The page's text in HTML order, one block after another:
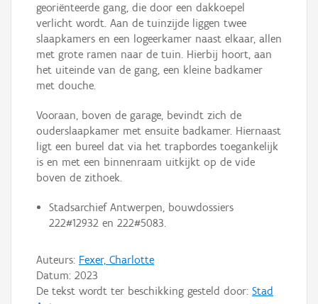
georiënteerde gang, die door een dakkoepel
verlicht wordt. Aan de tuinzijde liggen twee
slaapkamers en een logeerkamer naast elkaar, allen
met grote ramen naar de tuin. Hierbij hoort, aan
het uiteinde van de gang, een kleine badkamer
met douche.
Vooraan, boven de garage, bevindt zich de
ouderslaapkamer met ensuite badkamer. Hiernaast
ligt een bureel dat via het trapbordes toegankelijk
is en met een binnenraam uitkijkt op de vide
boven de zithoek.
Stadsarchief Antwerpen, bouwdossiers
222#12932 en 222#5083.
Auteurs: Fexer, Charlotte
Datum: 2023
De tekst wordt ter beschikking gesteld door: Stad